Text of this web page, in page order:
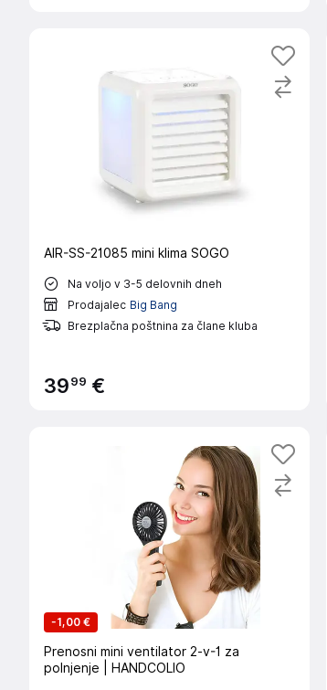
AIR-SS-21085 mini klima SOGO
Na voljo v 3-5 delovnih dneh
Prodajalec Big Bang
Brezplačna poštnina za člane kluba
3999 €
-1,00 €
Prenosni mini ventilator 2-v-1 za
polnjenje | HANDCOLIO